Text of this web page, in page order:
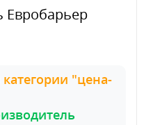
Евробарьер
"цена-